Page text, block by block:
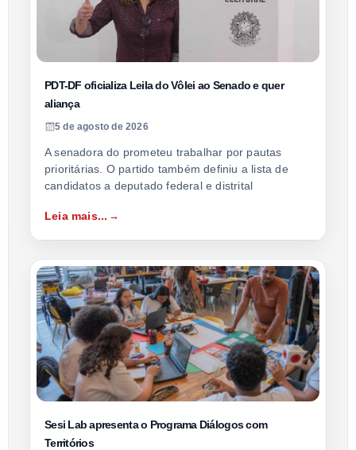
PDT-DF oficializa Leila do Vôlei ao Senado e quer
aliança
5 de agosto de 2026
A senadora do prometeu trabalhar por pautas
prioritárias. O partido também definiu a lista de
candidatos a deputado federal e distrital
Leia mais...
Sesi Lab apresenta o Programa Diálogos com
Territórios